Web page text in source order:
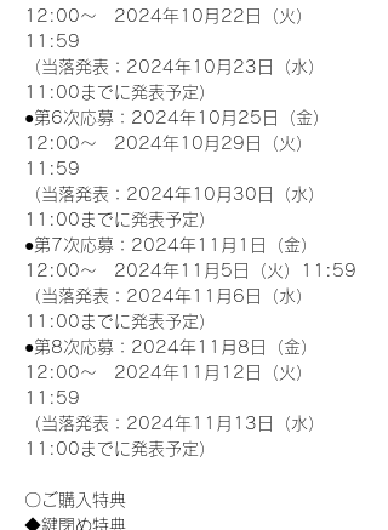
12:00～　2024年10月22日（火）
11:59
（当落発表：2024年10月23日（水）
11:00までに発表予定）
●第6次応募：2024年10月25日（金）
12:00～　2024年10月29日（火）
11:59
（当落発表：2024年10月30日（水）
11:00までに発表予定）
●第7次応募：2024年11月1日（金）
12:00～　2024年11月5日（火）11:59
（当落発表：2024年11月6日（水）
11:00までに発表予定）
●第8次応募：2024年11月8日（金）
12:00～　2024年11月12日（火）
11:59
（当落発表：2024年11月13日（水）
11:00までに発表予定）
〇ご購入特典
◆鍵閉め特典